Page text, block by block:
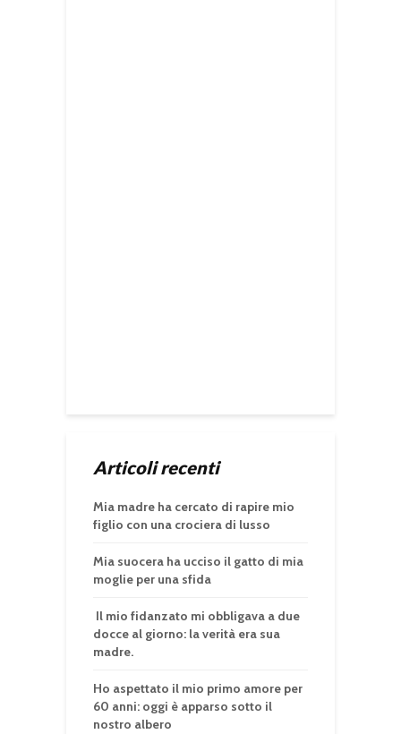
Articoli recenti
Mia madre ha cercato di rapire mio
figlio con una crociera di lusso
Mia suocera ha ucciso il gatto di mia
moglie per una sfida
Il mio fidanzato mi obbligava a due
docce al giorno: la verità era sua
madre.
Ho aspettato il mio primo amore per
60 anni: oggi è apparso sotto il
nostro albero